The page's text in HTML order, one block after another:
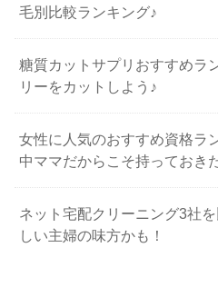
毛別比較ランキング♪
糖質カットサプリおすすめラ
リーをカットしよう♪
女性に人気のおすすめ資格ラ
中ママだからこそ持っておき
ネット宅配クリーニング3社
しい主婦の味方かも！